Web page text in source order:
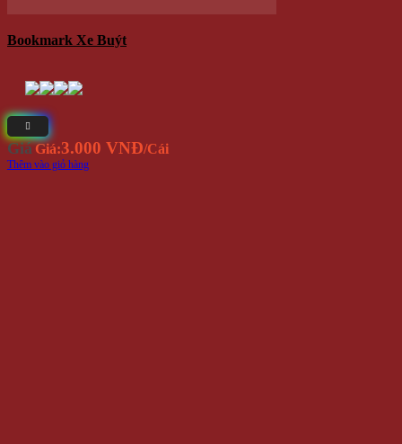
Bookmark Xe Buýt
GiáGiá:3.000 VNĐ/Cái
Thêm vào giỏ hàng